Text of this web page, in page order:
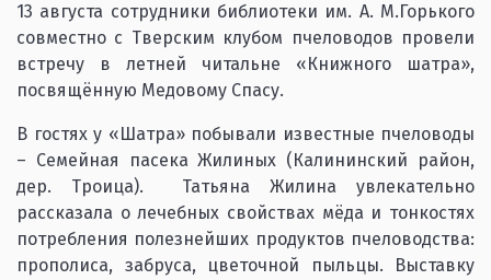
13 августа сотрудники библиотеки им. А. М.Горького
совместно с Тверским клубом пчеловодов провели
встречу в летней читальне «Книжного шатра»,
посвящённую Медовому Спасу.
В гостях у «Шатра» побывали известные пчеловоды
– Семейная пасека Жилиных (Калининский район,
дер. Троица). Татьяна Жилина увлекательно
рассказала о лечебных свойствах мёда и тонкостях
потребления полезнейших продуктов пчеловодства:
прополиса, забруса, цветочной пыльцы. Выставку